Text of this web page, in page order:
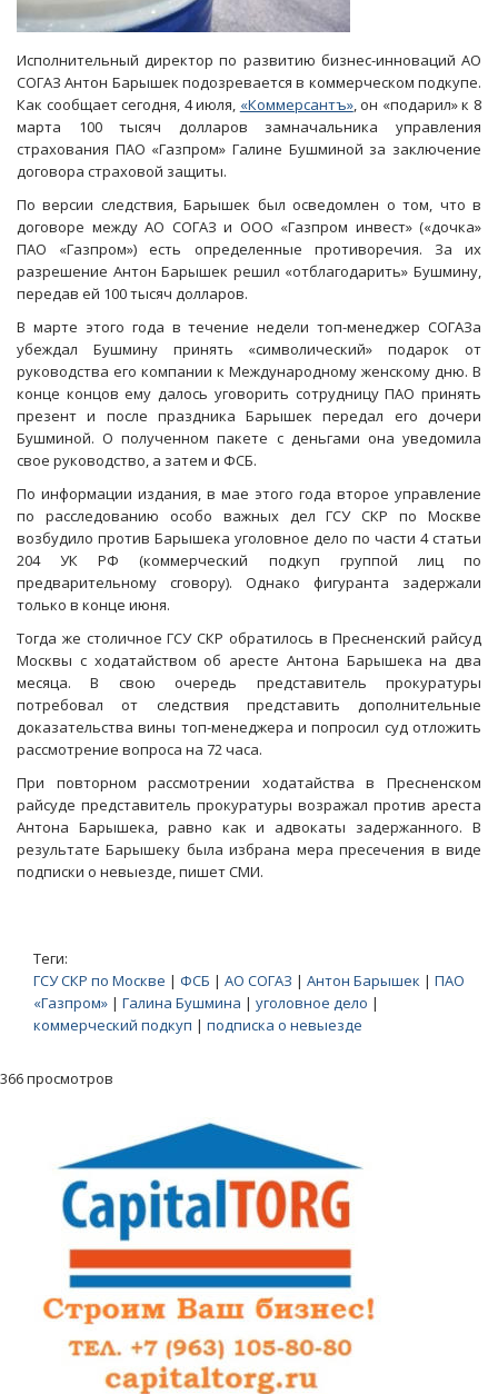
Исполнительный директор по развитию бизнес-инноваций АО
СОГАЗ Антон Барышек подозревается в коммерческом подкупе.
Как сообщает сегодня, 4 июля, «Коммерсантъ», он «подарил» к 8
марта 100 тысяч долларов замначальника управления
страхования ПАО «Газпром» Галине Бушминой за заключение
договора страховой защиты.
По версии следствия, Барышек был осведомлен о том, что в
договоре между АО СОГАЗ и ООО «Газпром инвест» («дочка»
ПАО «Газпром») есть определенные противоречия. За их
разрешение Антон Барышек решил «отблагодарить» Бушмину,
передав ей 100 тысяч долларов.
В марте этого года в течение недели топ-менеджер СОГАЗа
убеждал Бушмину принять «символический» подарок от
руководства его компании к Международному женскому дню. В
конце концов ему далось уговорить сотрудницу ПАО принять
презент и после праздника Барышек передал его дочери
Бушминой. О полученном пакете с деньгами она уведомила
свое руководство, а затем и ФСБ.
По информации издания, в мае этого года второе управление
по расследованию особо важных дел ГСУ СКР по Москве
возбудило против Барышека уголовное дело по части 4 статьи
204 УК РФ (коммерческий подкуп группой лиц по
предварительному сговору). Однако фигуранта задержали
только в конце июня.
Тогда же столичное ГСУ СКР обратилось в Пресненский райсуд
Москвы с ходатайством об аресте Антона Барышека на два
месяца. В свою очередь представитель прокуратуры
потребовал от следствия представить дополнительные
доказательства вины топ-менеджера и попросил суд отложить
рассмотрение вопроса на 72 часа.
При повторном рассмотрении ходатайства в Пресненском
райсуде представитель прокуратуры возражал против ареста
Антона Барышека, равно как и адвокаты задержанного. В
результате Барышеку была избрана мера пресечения в виде
подписки о невыезде, пишет СМИ.
Теги:
ГСУ СКР по Москве | ФСБ | АО СОГАЗ | Антон Барышек | ПАО
«Газпром» | Галина Бушмина | уголовное дело |
коммерческий подкуп | подписка о невыезде
366 просмотров